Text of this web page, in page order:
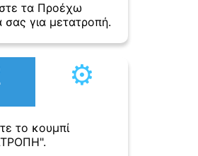
τα Προέχω
σας για μετατροπή.
⚙︎
το κουμπί